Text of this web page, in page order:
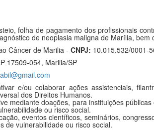
folha de pagamento dos profissionais
de neoplasia maligna de Marília,
Câncer de Marilia - CNPJ: 10.015.532/0001-
17509-054, Marilia/SP
e/ou colaborar ações assistenciais,
dos Direitos Humanos.
mediante doações, para instituições
ou risco social.
eventos científicos, seminários,
de vulnerabilidade ou risco social.